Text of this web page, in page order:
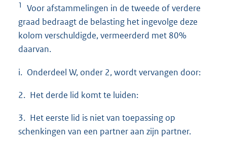
1
Voor afstammelingen in de tweede of verdere
graad bedraagt de belasting het ingevolge deze
kolom verschuldigde, vermeerderd met 80%
daarvan.
i. Onderdeel W, onder 2, wordt vervangen door:
2. Het derde lid komt te luiden:
3. Het eerste lid is niet van toepassing op
schenkingen van een partner aan zijn partner.